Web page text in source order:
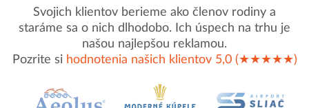
Svojich klientov berieme ako členov rodiny a
staráme sa o nich dlhodobo. Ich úspech na trhu je
našou najlepšou reklamou.
Pozrite si hodnotenia našich klientov 5,0 (★★★★★)